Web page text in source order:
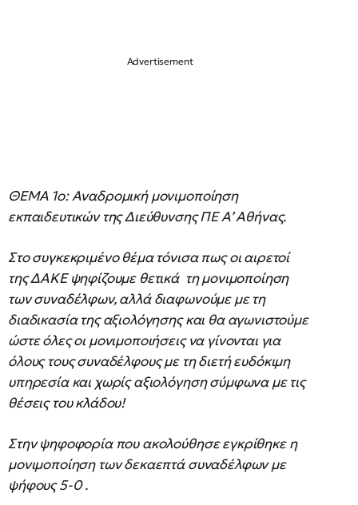
ΘΕΜΑ 1ο: Αναδρομική μονιμοποίηση
εκπαιδευτικών της Διεύθυνσης ΠΕ Α’ Αθήνας.
Στο συγκεκριμένο θέμα τόνισα πως οι αιρετοί
της ΔΑΚΕ ψηφίζουμε θετικά τη μονιμοποίηση
των συναδέλφων, αλλά διαφωνούμε με τη
διαδικασία της αξιολόγησης και θα αγωνιστούμε
ώστε όλες οι μονιμοποιήσεις να γίνονται για
όλους τους συναδέλφους με τη διετή ευδόκιμη
υπηρεσία και χωρίς αξιολόγηση σύμφωνα με τις
θέσεις του κλάδου!
Στην ψηφοφορία που ακολούθησε εγκρίθηκε η
μονιμοποίηση των δεκαεπτά συναδέλφων με
ψήφους 5-0 .